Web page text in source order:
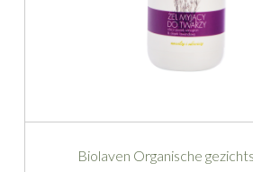
Biolaven Organische